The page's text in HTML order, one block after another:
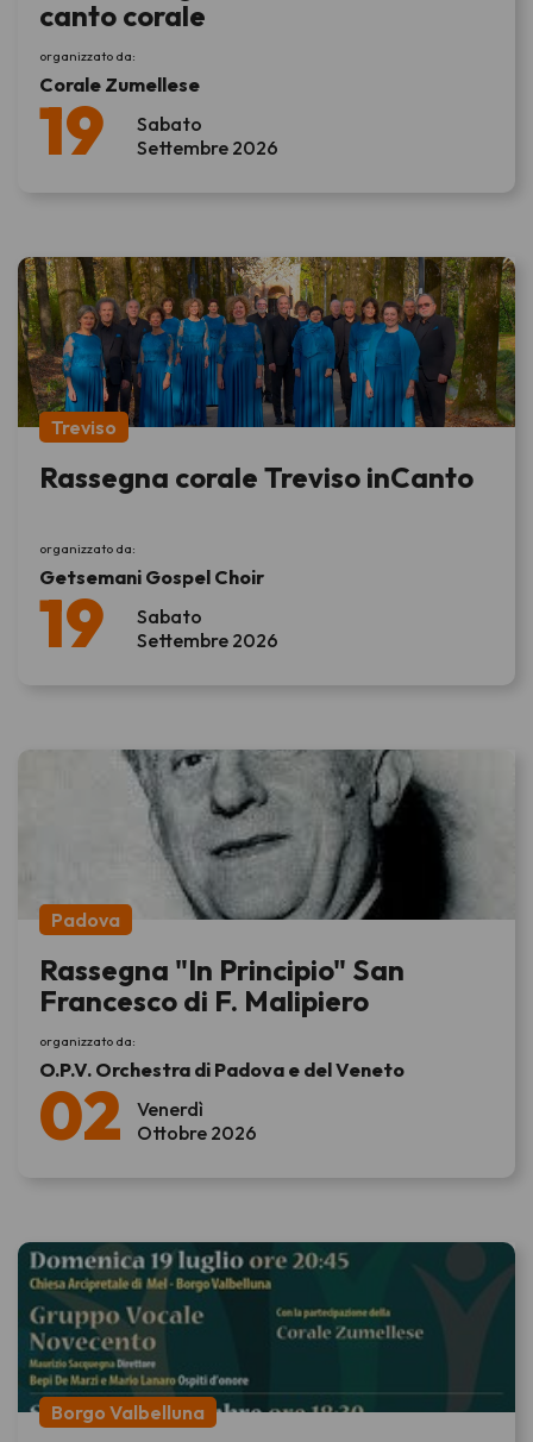
Sabato
19 Settembre 2026
canto corale
organizzato da:
Corale Zumellese
Sabato
19 Settembre 2026
Treviso
Rassegna corale Treviso inCanto
organizzato da:
Getsemani Gospel Choir
Venerdì
02 Ottobre 2026
Padova
Rassegna "In Principio" San
Francesco di F. Malipiero
organizzato da:
O.P.V. Orchestra di Padova e del Veneto
Borgo Valbelluna